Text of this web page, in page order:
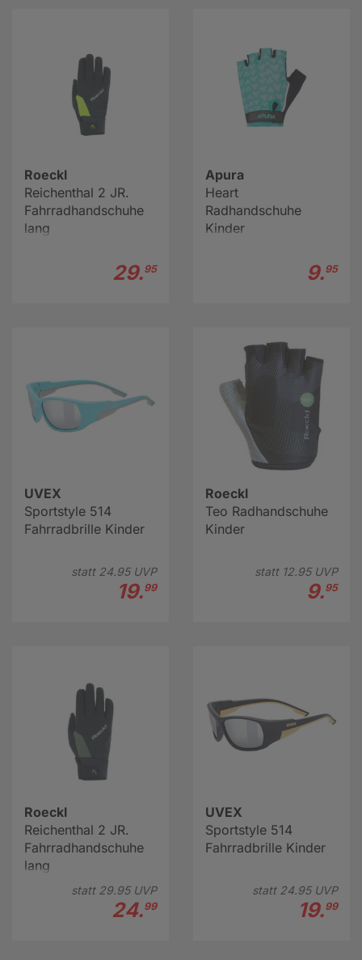
Roeckl
Reichenthal 2 JR.
Fahrradhandschuhe
lang
29.95
Apura
Heart
Radhandschuhe
Kinder
9.95
UVEX
Sportstyle 514
Fahrradbrille Kinder
statt 24.95UVP
19.99
Roeckl
Teo Radhandschuhe
Kinder
statt 12.95UVP
9.95
Roeckl
Reichenthal 2 JR.
Fahrradhandschuhe
lang
statt 29.95UVP
24.99
UVEX
Sportstyle 514
Fahrradbrille Kinder
statt 24.95UVP
19.99